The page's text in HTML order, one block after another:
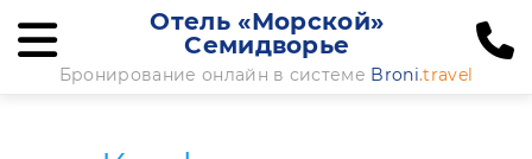
Отель «Морской»
Семидворье
Бронирование онлайн в системе Broni.travel